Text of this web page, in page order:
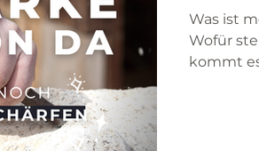
Was ist
Wofür